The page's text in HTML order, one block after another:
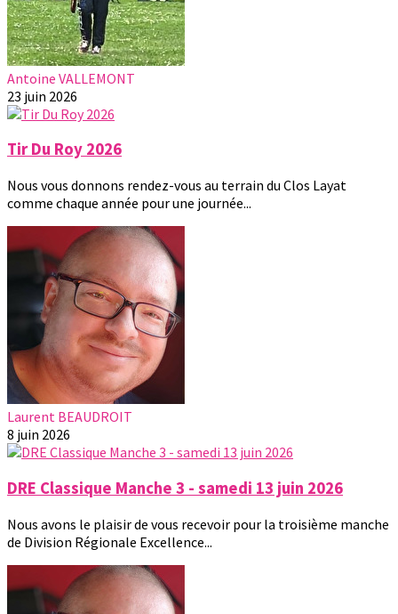
Antoine VALLEMONT
23 juin 2026
Tir Du Roy 2026
Nous vous donnons rendez-vous au terrain du Clos Layat
comme chaque année pour une journée...
Laurent BEAUDROIT
8 juin 2026
DRE Classique Manche 3 - samedi 13 juin 2026
Nous avons le plaisir de vous recevoir pour la troisième manche
de Division Régionale Excellence...